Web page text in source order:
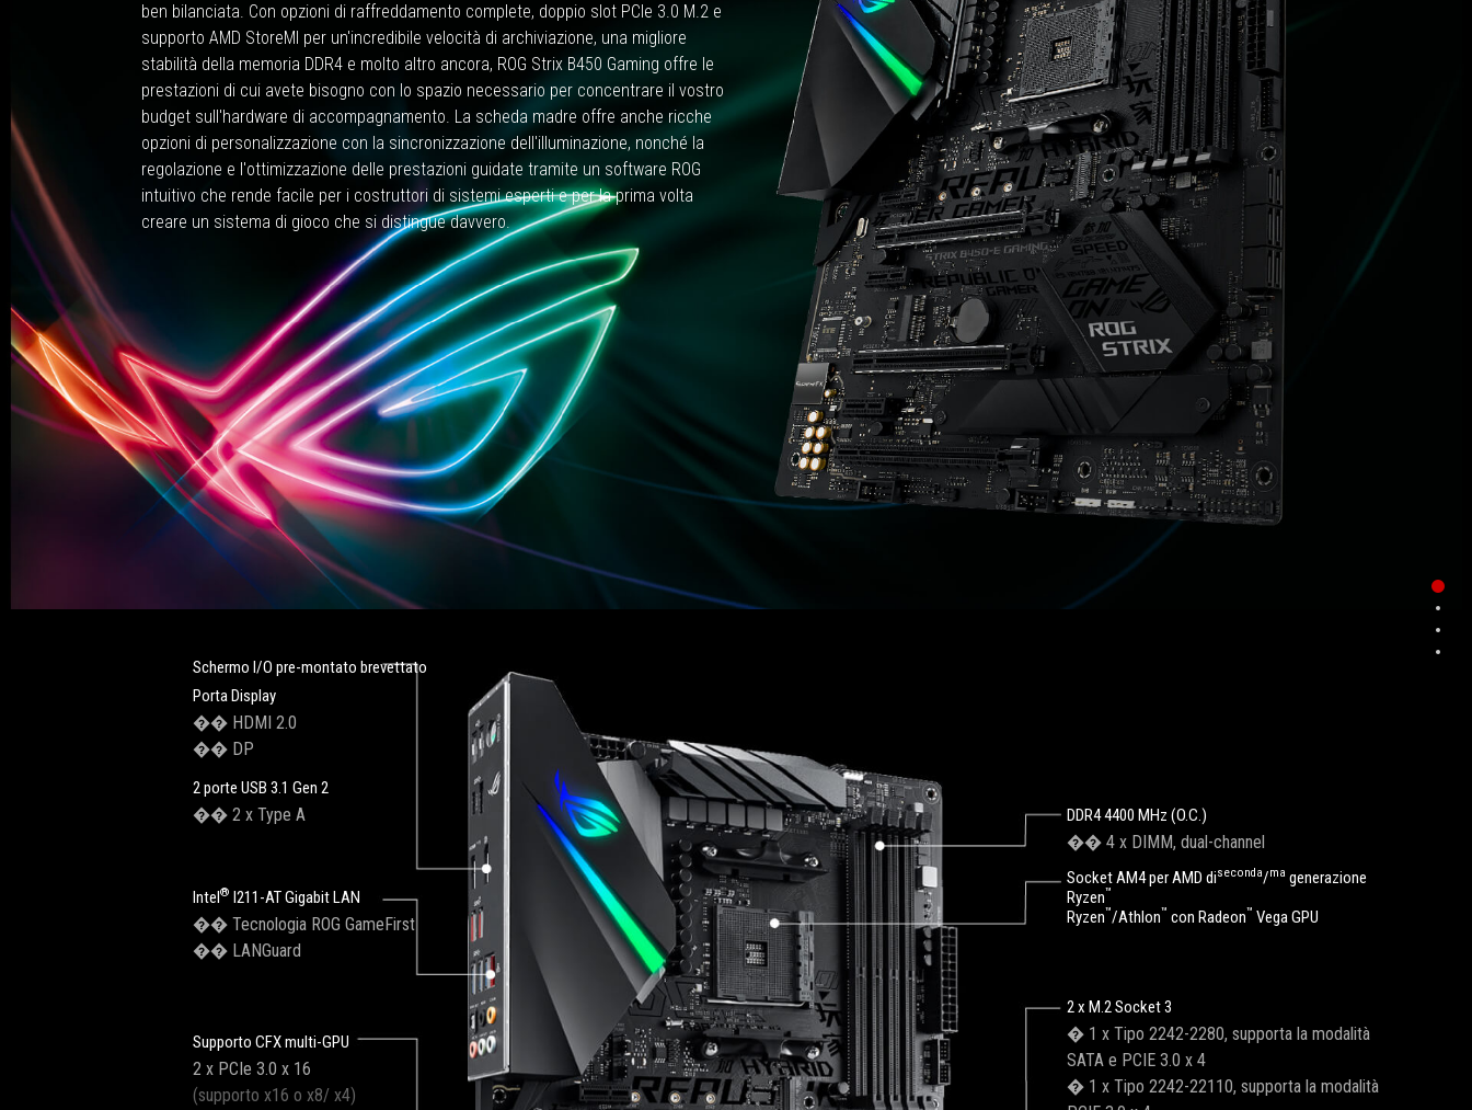
ben bilanciata. Con opzioni di raffreddamento complete, doppio slot PCIe 3.0 M.2 e
supporto AMD StoreMI per un'incredibile velocità di archiviazione, una migliore
stabilità della memoria DDR4 e molto altro ancora, ROG Strix B450 Gaming offre le
prestazioni di cui avete bisogno con lo spazio necessario per concentrare il vostro
budget sull'hardware di accompagnamento. La scheda madre offre anche ricche
opzioni di personalizzazione con la sincronizzazione dell'illuminazione, nonché la
regolazione e l'ottimizzazione delle prestazioni guidate tramite un software ROG
intuitivo che rende facile per i costruttori di sistemi esperti e per la prima volta
creare un sistema di gioco che si distingue davvero.
Schermo I/O pre-montato brevettato
Porta Display
�� HDMI 2.0
�� DP
2 porte USB 3.1 Gen 2
�� 2 x Type A
Intel® I211-AT Gigabit LAN
�� Tecnologia ROG GameFirst
�� LANGuard
Supporto CFX multi-GPU
2 x PCIe 3.0 x 16
(supporto x16 o x8/ x4)
DDR4 4400 MHz (O.C.)
�� 4 x DIMM, dual-channel
Socket AM4 per AMD diseconda/ma generazione
Ryzen™
Ryzen™/Athlon™ con Radeon™ Vega GPU
2 x M.2 Socket 3
� 1 x Tipo 2242-2280, supporta la modalità
SATA e PCIE 3.0 x 4
� 1 x Tipo 2242-22110, supporta la modalità